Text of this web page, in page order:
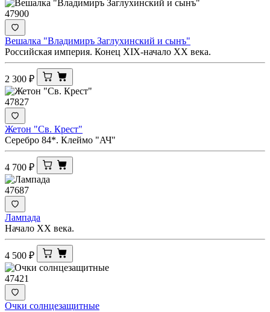
47900
Вешалка "Владимиръ Заглухинский и сынъ"
Российская империя. Конец XIX-начало ХХ века.
2 300 ₽
47827
Жетон "Св. Крест"
Серебро 84*. Клеймо "АЧ"
4 700 ₽
47687
Лампада
Начало ХХ века.
4 500 ₽
47421
Очки солнцезащитные